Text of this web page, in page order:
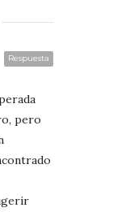
Respuesta
pero